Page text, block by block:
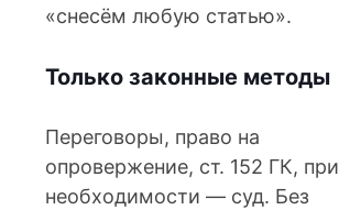
«снесём любую статью».
Только законные методы
Переговоры, право на
опровержение, ст. 152 ГК, при
необходимости — суд. Без